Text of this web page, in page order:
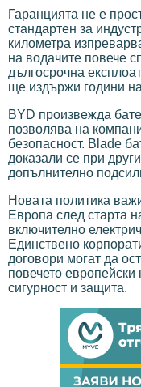
Гаранцията не е
стандартен за
километра
на водачите повече
дългосрочна
ще издържи години
BYD произвежда
позволява на
безопасност. Blade
доказали се при
допълнително
Новата политика
Европа след старта
включително
Единствено
договори могат да
повечето
сигурност и защита.